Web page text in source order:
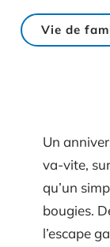
Vie de
Un
va-vite,
qu’un
bougies.
l’escape